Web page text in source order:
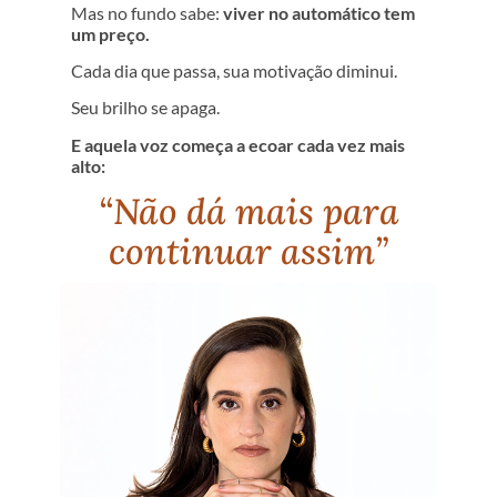
Mas no fundo sabe: viver no automático tem
um preço.
Cada dia que passa, sua motivação diminui.
Seu brilho se apaga.
E aquela voz começa a ecoar cada vez mais
alto:
“Não dá mais para
continuar assim”